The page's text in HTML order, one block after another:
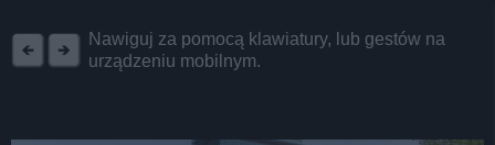
Nawiguj za pomocą klawiatury, lub gestów na
urządzeniu mobilnym.